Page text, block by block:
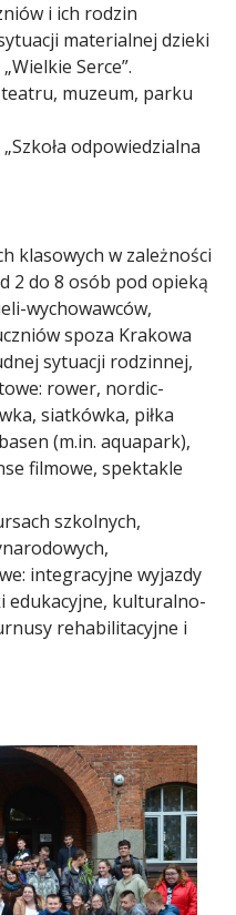
i ich rodzin
materialnej dzieki
Serce”.
muzeum, parku
odpowiedzialna
klasowych w zależności
2 do 8 osób pod opieką
wychowawców,
spoza Krakowa
sytuacji rodzinnej,
rower, nordic-
siatkówka, piłka
(m.in. aquapark),
filmowe, spektakle
szkolnych,
integracyjne wyjazdy
edukacyjne, kulturalno-
rehabilitacyjne i